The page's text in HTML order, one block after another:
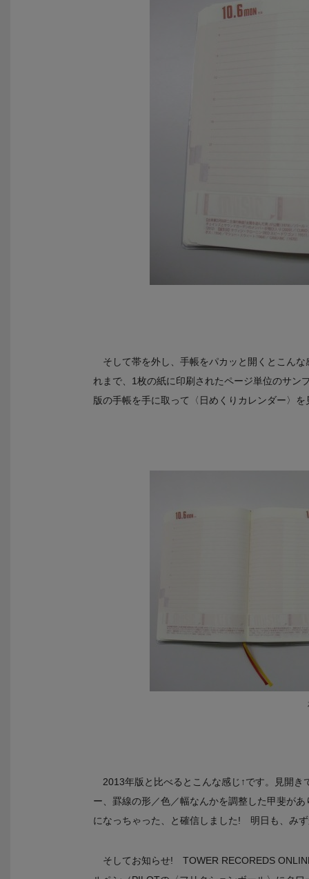
そして帯を外し、手帳をパカッと開くとこん
れまで、1枚の紙に印刷されたページ単位のサン
版の手帳を手に取って〈日めくりカレンダー〉
2013年版と比べるとこんな感じ↑です。見開
ー、罫線の形／色／幅なんかを調整した甲斐が
になっちゃった、と確信しました! 明日も、み
そしてお知らせ! TOWER RECOREDS